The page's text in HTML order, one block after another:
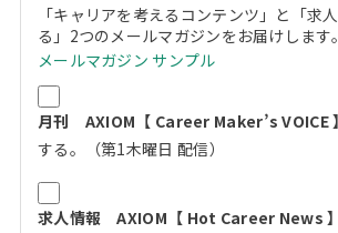
「キャリアを考えるコンテンツ」と「求
る」2つのメールマガジンをお届けします。
メールマガジン サンプル
月刊 AXIOM【 Career Maker’s VOICE 】
する。（第1木曜日 配信）
求人情報 AXIOM【 Hot Career News 】